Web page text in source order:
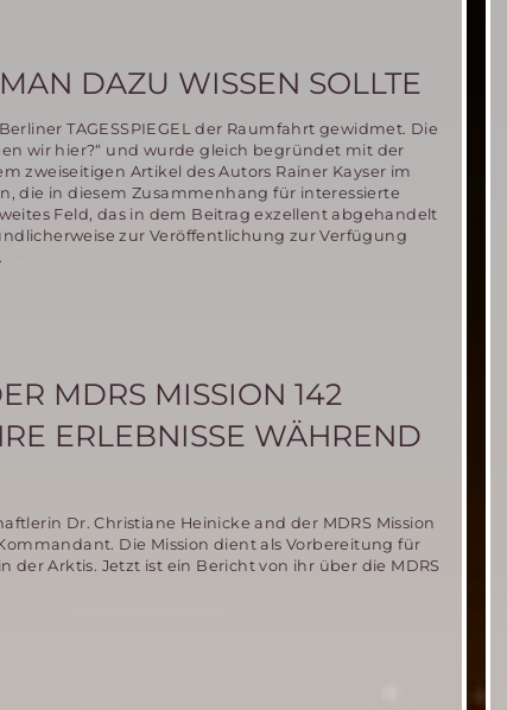
DAZU WISSEN SOLLTE
TAGESSPIEGEL der Raumfahrt gewidmet. Die
wir hier?“ und wurde gleich begründet mit der
zweiseitigen Artikel des Autors Rainer Kayser im
die in diesem Zusammenhang für interessierte
Feld, das in dem Beitrag exzellent abgehandelt
zur Veröffentlichung zur Verfügung
MDRS MISSION 142
ERLEBNISSE WÄHREND
Dr. Christiane Heinicke and der MDRS Mission
Die Mission dient als Vorbereitung für
der Arktis. Jetzt ist ein Bericht von ihr über die MDRS